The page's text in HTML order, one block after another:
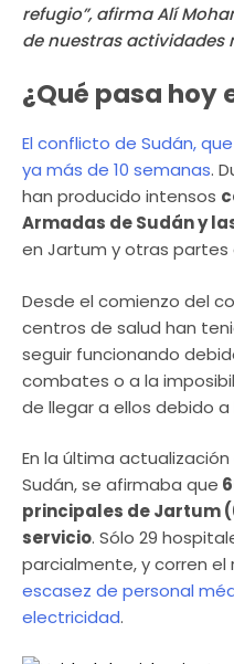
refugio”, afirma Alí
de nuestras actividades
¿Qué pasa hoy
El conflicto de Sudán,
ya más de 10 semanas.
han producido intensos
Armadas de Sudán y
en Jartum y otras partes
Desde el comienzo del
centros de salud han
seguir funcionando
combates o a la
de llegar a ellos debido
En la última
Sudán, se afirmaba que
principales de Jartum
servicio. Sólo 29
parcialmente, y corren
escasez de personal
electricidad.